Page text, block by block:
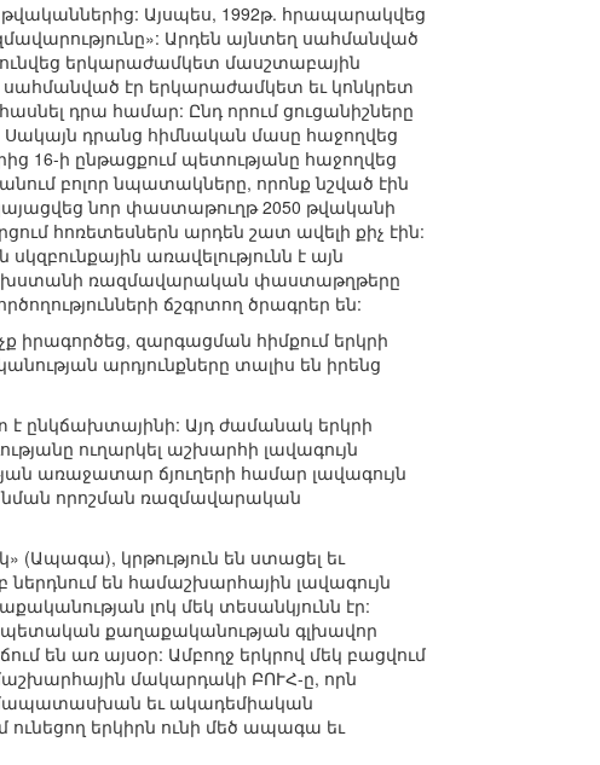
Այսպես, 1992թ. հրապարակվեց
Արդեն այնտեղ սահմանված
երկարաժամկետ մասշտաբային
էր երկարաժամկետ եւ կոնկրետ
դրա համար: Ընդ որում ցուցանիշները
Սակայն դրանց հիմնական մասը հաջողվեց
16-ի ընթացքում պետությանը հաջողվեց
բոլոր նպատակները, որոնք նշված էին
նոր փաստաթուղթ 2050 թվականի
հոռետեսներն արդեն շատ ավելի քիչ էին:
առավելությունն է այն
ռազմավարական փաստաթղթերը
ճշգրտող ծրագրեր են:
իրագործեց, զարգացման հիմքում երկրի
արդյունքները տալիս են իրենց
է ընկճախտայինի: Այդ ժամանակ երկրի
ուղարկել աշխարհի լավագույն
առաջատար ճյուղերի համար լավագույն
նման որոշման ռազմավարական
(Ապագա), կրթություն են ստացել եւ
են համաշխարհային լավագույն
լոկ մեկ տեսանկյունն էր:
պետական քաղաքականության գլխավոր
են առ այսօր: Ամբողջ երկրով մեկ բացվում
մակարդակի ԲՈՒՀ-ը, որն
եւ ակադեմիական
ունեցող երկիրն ունի մեծ ապագա եւ